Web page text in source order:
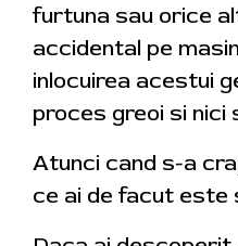
furtuna sau orice
accidental pe
inlocuirea acestui
proces greoi si nici
Atunci cand s-a
ce ai de facut este